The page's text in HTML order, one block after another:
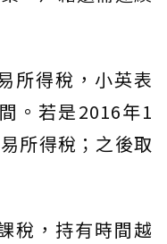
所得稅，小英表
。若是2016年1
所得稅；之後取
稅，持有時間越